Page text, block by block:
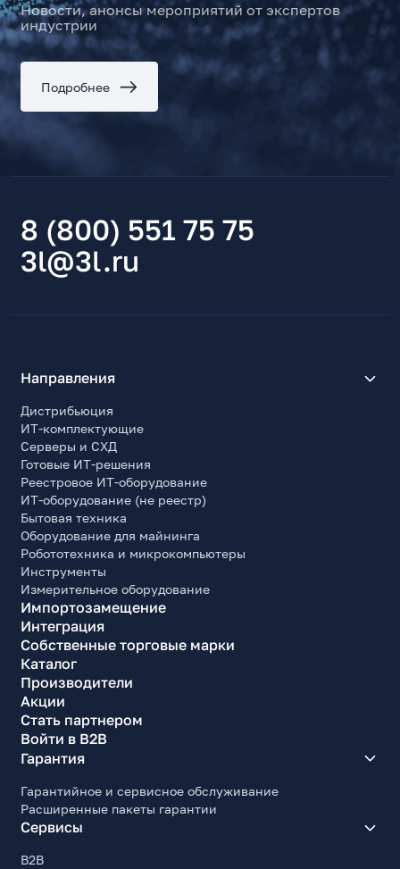
Новости, анонсы мероприятий от экспертов
индустрии
Подробнее
8 (800) 551 75 75
3l@3l.ru
Направления
Дистрибьюция
ИТ-комплектующие
Серверы и СХД
Готовые ИТ-решения
Реестровое ИТ-оборудование
ИТ-оборудование (не реестр)
Бытовая техника
Оборудование для майнинга
Робототехника и микрокомпьютеры
Инструменты
Измерительное оборудование
Импортозамещение
Интеграция
Собственные торговые марки
Каталог
Производители
Акции
Стать партнером
Войти в B2B
Гарантия
Гарантийное и сервисное обслуживание
Расширенные пакеты гарантии
Сервисы
B2B